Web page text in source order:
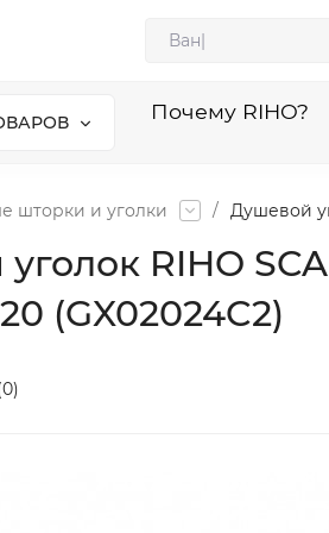
Почему RIHO?
шторки и уголки / Душевой
RIHO
(GX02024C2)